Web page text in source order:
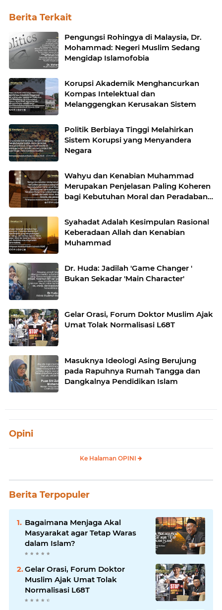
Berita Terkait
Pengungsi Rohingya di Malaysia, Dr.
Mohammad: Negeri Muslim Sedang
Mengidap Islamofobia
Korupsi Akademik Menghancurkan
Kompas Intelektual dan
Melanggengkan Kerusakan Sistem
Politik Berbiaya Tinggi Melahirkan
Sistem Korupsi yang Menyandera
Negara
Wahyu dan Kenabian Muhammad
Merupakan Penjelasan Paling Koheren
bagi Kebutuhan Moral dan Peradaban
Syahadat Adalah Kesimpulan Rasional
Keberadaan Allah dan Kenabian
Muhammad
Dr. Huda: Jadilah 'Game Changer '
Bukan Sekadar 'Main Character'
Gelar Orasi, Forum Doktor Muslim Ajak
Umat Tolak Normalisasi L68T
Masuknya Ideologi Asing Berujung
pada Rapuhnya Rumah Tangga dan
Dangkalnya Pendidikan Islam
Opini
Ke Halaman OPINI
Berita Terpopuler
Bagaimana Menjaga Akal
Masyarakat agar Tetap Waras
dalam Islam?
Gelar Orasi, Forum Doktor
Muslim Ajak Umat Tolak
Normalisasi L68T